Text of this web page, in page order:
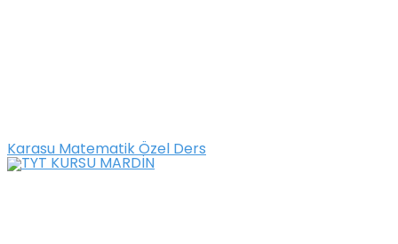
Karasu Matematik Özel Ders